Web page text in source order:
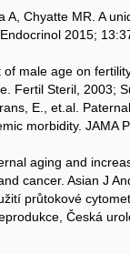
A, Chyatte MR. A
2015;
of male age on
Fertil Steril, 2003;
E., et.al.
morbidity. JAMA
aging and
cancer. Asian J
průtokové
Česká